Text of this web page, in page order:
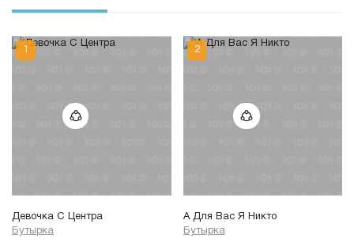
Девочка С Центра
Бутырка
А Для Вас Я Никто
Бутырка